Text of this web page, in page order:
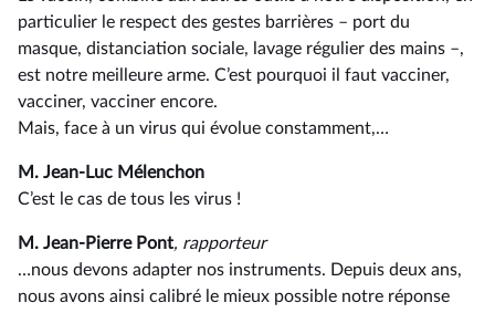
particulier le respect des gestes barrières –⁠ port du
masque, distanciation sociale, lavage régulier des mains –,
est notre meilleure arme. C’est pourquoi il faut vacciner,
vacciner, vacciner encore.
Mais, face à un virus qui évolue constamment,…
M. Jean-Luc Mélenchon
C’est le cas de tous les virus !
M. Jean-Pierre Pont, rapporteur
…nous devons adapter nos instruments. Depuis deux ans,
nous avons ainsi calibré le mieux possible notre réponse